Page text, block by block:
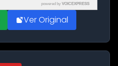
powered by VOICEXPRESS
Ver Original